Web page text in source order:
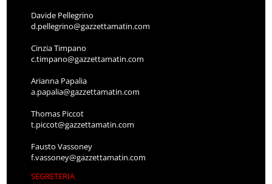
Davide Pellegrino
d.pellegrino@gazzettamatin.com
Cinzia Timpano
c.timpano@gazzettamatin.com
Arianna Papalia
a.papalia@gazzettamatin.com
Thomas Piccot
t.piccot@gazzettamatin.com
Fausto Vassoney
f.vassoney@gazzettamatin.com
SEGRETERIA